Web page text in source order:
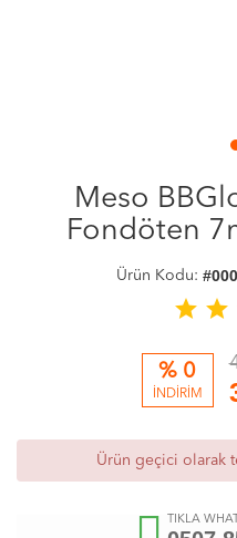
Meso
Fondöten
Ürün Kodu:
star star
% 0
İNDİRİM
Ürün geçici olarak
TIKLA